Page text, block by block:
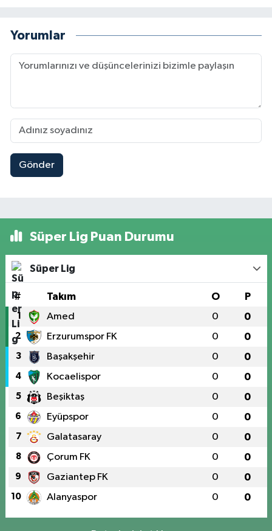
Yorumlar
Gönder
Süper Lig Puan Durumu
Süper Lig
# Takım O P
1 Amed 0 0
2 Erzurumspor FK 0 0
3 Başakşehir 0 0
4 Kocaelispor 0 0
5 Beşiktaş 0 0
6 Eyüpspor 0 0
7 Galatasaray 0 0
8 Çorum FK 0 0
9 Gaziantep FK 0 0
10 Alanyaspor 0 0